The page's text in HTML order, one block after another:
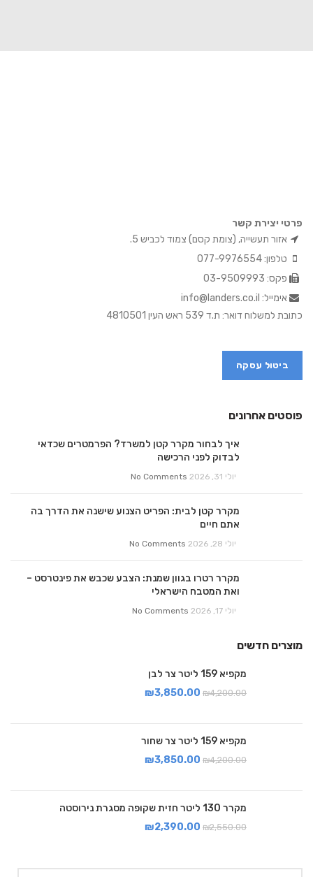
פרטי יצירת קשר
אזור תעשייה, (צומת קסם) צמוד לכביש 5.
טלפון: 077-9976554
פקס: 03-9509993
אימייל: info@landers.co.il
כתובת למשלוח דואר: ת.ד 539 ראש העין 4810501
ביטול עסקה
פוסטים אחרונים
איך לבחור מקרר קטן למשרד? הפרמטרים שכדאי
לבדוק לפני הרכישה
יולי 31, 2026 No Comments
מקרר קטן לבית: הפריט הצנוע שישנה את הדרך בה
אתם חיים
יולי 28, 2026 No Comments
מקרר רטרו בגוון שמנת: הצבע שכבש את פינטרסט –
ואת המטבח הישראלי
יולי 17, 2026 No Comments
מוצרים חדשים
מקפיא 159 ליטר צר לבן
₪4,200.00
₪3,850.00
מקפיא 159 ליטר צר שחור
₪4,200.00
₪3,850.00
מקרר 130 ליטר חזית שקופה מסגרת נירוסטה
₪2,550.00
₪2,390.00